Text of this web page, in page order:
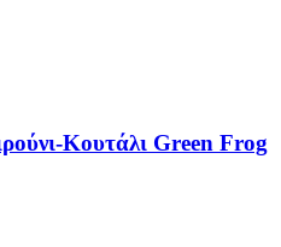
Κουτάλι Green Frog